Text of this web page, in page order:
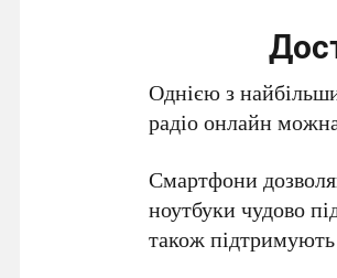
Однією з
радіо онлайн
Смартфони
ноутбуки чудово
також підтримують